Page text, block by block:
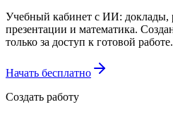
Учебный кабинет с ИИ: доклады,
презентации и математика.
только за доступ к готовой работе.
Начать бесплатно
Создать работу